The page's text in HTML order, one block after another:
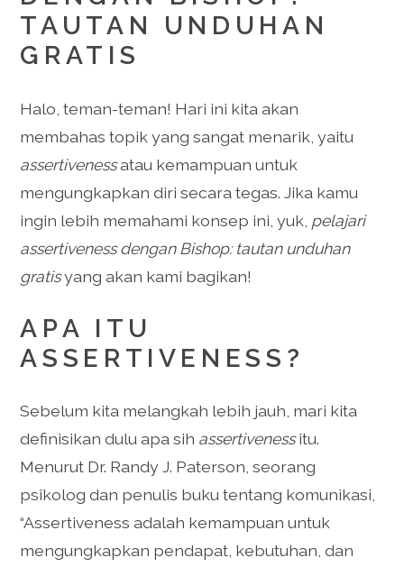
TAUTAN UNDUHAN
GRATIS
Halo, teman-teman! Hari ini kita akan
membahas topik yang sangat menarik, yaitu
assertivenessatau kemampuan untuk
mengungkapkan diri secara tegas. Jika kamu
ingin lebih memahami konsep ini, yuk, pelajari
assertiveness dengan Bishop: tautan unduhan
gratisyang akan kami bagikan!
APA ITU
ASSERTIVENESS?
Sebelum kita melangkah lebih jauh, mari kita
definisikan dulu apa sih assertivenessitu.
Menurut Dr. Randy J. Paterson, seorang
psikolog dan penulis buku tentang komunikasi,
“Assertiveness adalah kemampuan untuk
mengungkapkan pendapat, kebutuhan, dan